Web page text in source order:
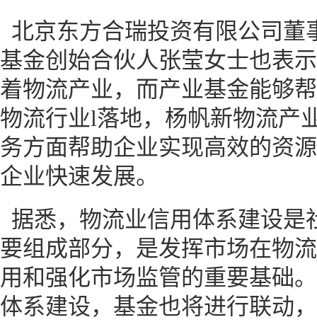
北京东方合瑞投资有限公司董
基金创始合伙人张莹女士也表
着物流产业，而产业基金能够
物流行业l落地，杨帆新物流产
务方面帮助企业实现高效的资
企业快速发展。
据悉，物流业信用体系建设是
要组成部分，是发挥市场在物
用和强化市场监管的重要基础
体系建设，基金也将进行联动